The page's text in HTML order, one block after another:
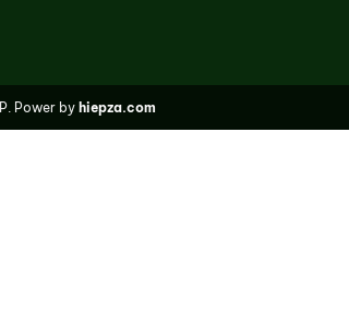
Power by hiepza.com